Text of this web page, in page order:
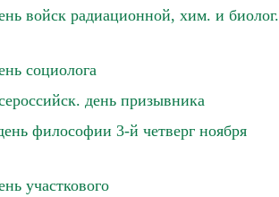
войск радиационной, хим. и биолог.
социолога
день призывника
философии 3-й четверг ноября
участкового